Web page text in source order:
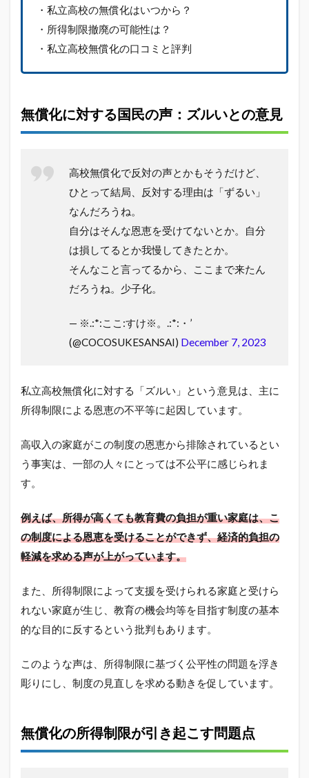
・私立高校の無償化はいつから？
・所得制限撤廃の可能性は？
・私立高校無償化の口コミと評判
無償化に対する国民の声：ズルいとの意見
高校無償化で反対の声とかもそうだけど、
ひとって結局、反対する理由は「ずるい」
なんだろうね。
自分はそんな恩恵を受けてないとか。自分
は損してるとか我慢してきたとか。
そんなこと言ってるから、ここまで来たん
だろうね。少子化。
— ※.:*:ここ:すけ※。.:*:・’
(@COCOSUKESANSAI) December 7, 2023
私立高校無償化に対する「ズルい」という意見は、主に
所得制限による恩恵の不平等に起因しています。
高収入の家庭がこの制度の恩恵から排除されているとい
う事実は、一部の人々にとっては不公平に感じられま
す。
例えば、所得が高くても教育費の負担が重い家庭は、こ
の制度による恩恵を受けることができず、経済的負担の
軽減を求める声が上がっています。
また、所得制限によって支援を受けられる家庭と受けら
れない家庭が生じ、教育の機会均等を目指す制度の基本
的な目的に反するという批判もあります。
このような声は、所得制限に基づく公平性の問題を浮き
彫りにし、制度の見直しを求める動きを促しています。
無償化の所得制限が引き起こす問題点